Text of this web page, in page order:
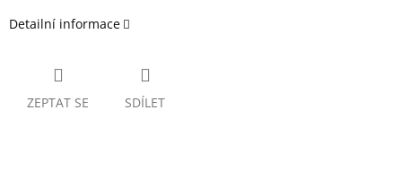
Detailní informace
ZEPTAT SE SDÍLET